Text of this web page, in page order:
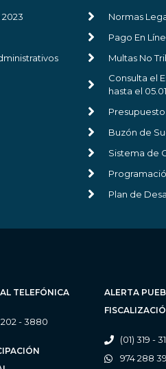
Normas
Pago En
Multas No
Consulta el
hasta el
Buzón de
Sistema de
Plan de
TELEFÓNICA
202 - 3880
ALERTA
(01) 319 -
974 288